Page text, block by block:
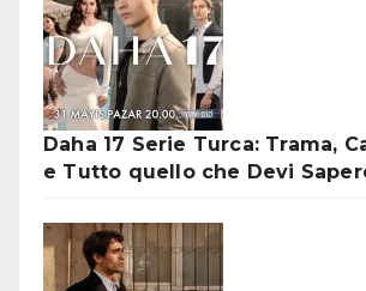
Daha 17 Serie Turca: Trama,
e Tutto quello che Devi